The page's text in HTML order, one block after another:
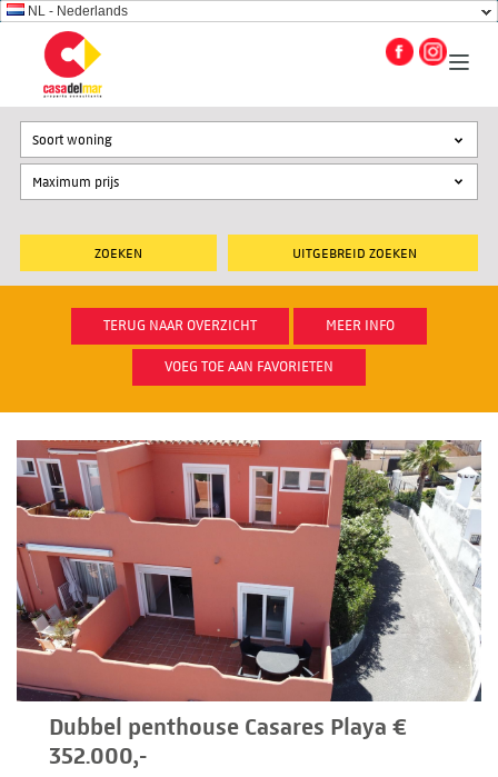
NL - Nederlands
UITGEBREID ZOEKEN
Soort woning
TERUG NAAR OVERZICHT MEER INFO
VOEG TOE AAN FAVORIETEN
Dubbel penthouse Casares Playa €
352.000,-